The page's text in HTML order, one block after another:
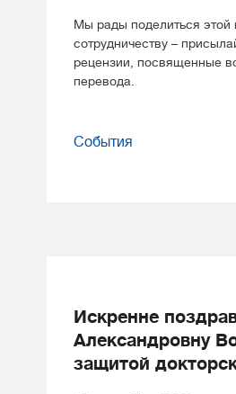
Мы рады поделиться этой
сотрудничеству –
рецензии, посвященные
перевода.
События
Искренне
Александровну
защитой